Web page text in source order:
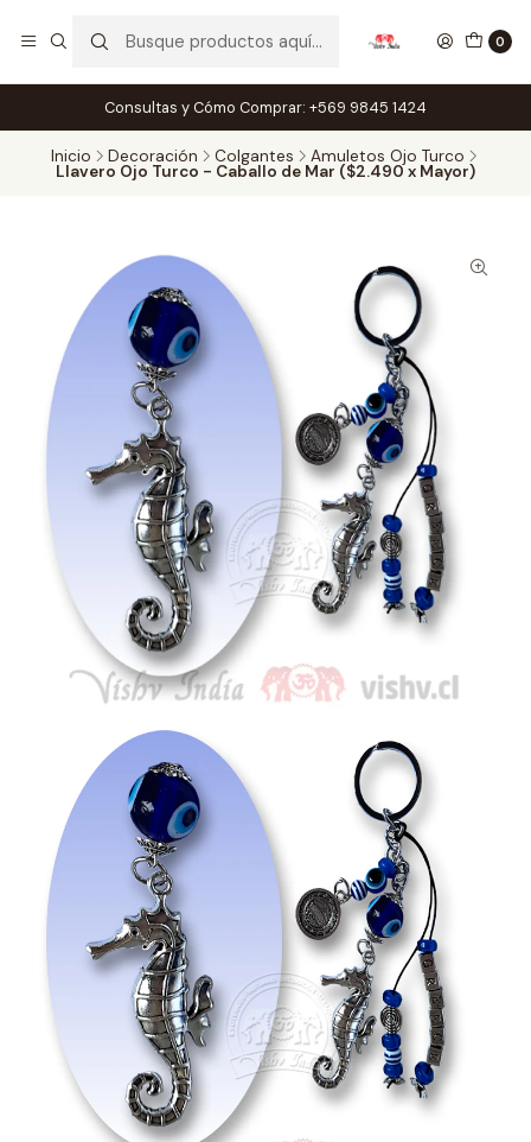
0
Consultas y Cómo Comprar: +569 9845 1424
Inicio Decoración Colgantes Amuletos Ojo Turco
Llavero Ojo Turco - Caballo de Mar ($2.490 x Mayor)